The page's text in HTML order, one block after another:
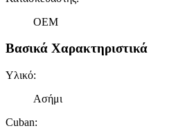
OEM
Βασικά Χαρακτηριστικά
Υλικό:
Ασήμι
Cuban: